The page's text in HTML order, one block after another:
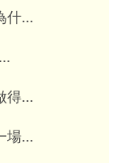
什...
得...
場...